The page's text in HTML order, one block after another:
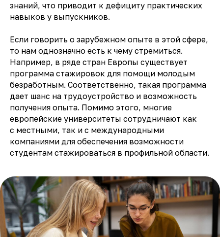
знаний, что приводит к дефициту практических
навыков у выпускников.
Если говорить о зарубежном опыте в этой сфере,
то нам однозначно есть к чему стремиться.
Например, в ряде стран Европы существует
программа стажировок для помощи молодым
безработным. Соответственно, такая программа
дает шанс на трудоустройство и возможность
получения опыта. Помимо этого, многие
европейские университеты сотрудничают как
с местными, так и с международными
компаниями для обеспечения возможности
студентам стажироваться в профильной области.